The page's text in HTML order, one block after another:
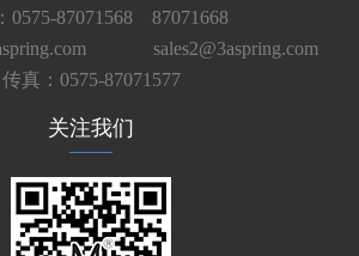
0575-87071568 87071668
sales2@3aspring.com
传真：0575-87071577
关注我们